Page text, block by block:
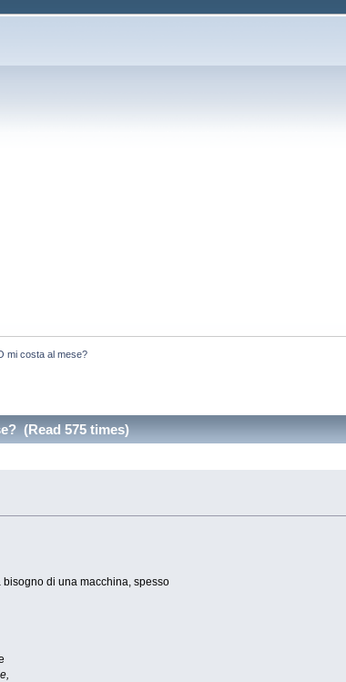
mi costa al mese?
(Read 575 times)
di una macchina, spesso